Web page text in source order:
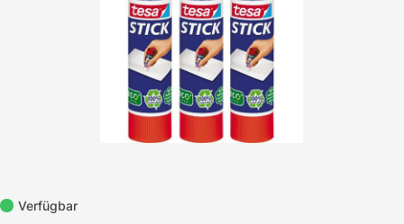
Verfügbar